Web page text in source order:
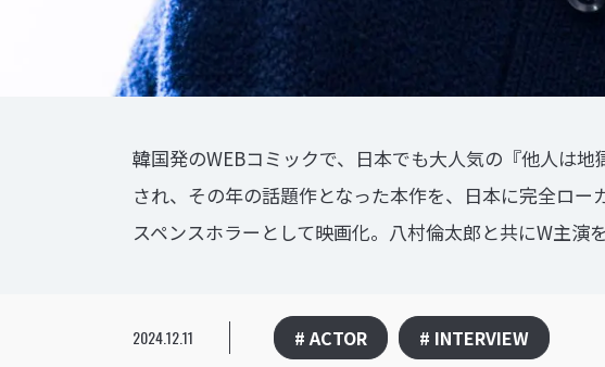
韓国発のWEBコミックで、日本でも大人気の『他人は
され、その年の話題作となった本作を、日本に完全ロ
スペンスホラーとして映画化。八村倫太郎と共にW主
2024.12.11 # ACTOR # INTERVIEW